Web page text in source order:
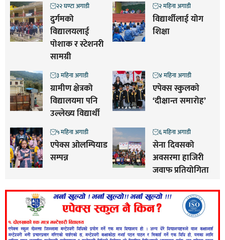
दुर्गमको
विद्यालयलाई
पोशाक र स्टेशनरी
सामग्री
२२ घण्टा अगाडी
विद्यार्थीलाई योग
शिक्षा
२ महिना अगाडी
ग्रामीण क्षेत्रको
विद्यालयमा पनि
उल्लेख्य विद्यार्थी
३ महिना अगाडी
एपेक्स स्कुलकाे
‘दीक्षान्त समारोह’
४ महिना अगाडी
एपेक्स ओलम्पियाड
सम्पन्न
५ महिना अगाडी
सेना दिवसको
अवसरमा हाजिरी
जवाफ प्रतियोगिता
६ महिना अगाडी